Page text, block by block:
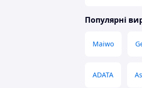
Популярні
Maiwo
ADATA